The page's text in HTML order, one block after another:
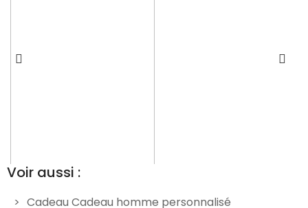
Voir aussi :
Cadeau Cadeau homme personnalisé